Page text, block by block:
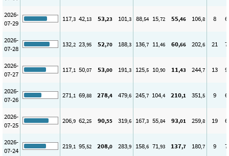
2026-
07-29
117,3 42,13 53,23 101,3 88,54 15,72 55,46 106,8 8 6
2026-
07-28
132,2 23,95 52,70 188,3 136,7 11,46 60,66 202,6 21 7
2026-
07-27
117,1 50,07 53,00 191,3 125,5 10,90 11,43 244,7 13 9
2026-
07-26
271,1 69,88 278,4 479,6 245,7 104,4 210,1 351,5 9 6
2026-
07-25
206,9 62,25 90,55 319,6 167,3 55,84 93,01 259,8 19 6
2026-
07-24
219,1 95,52 208,0 283,9 158,6 71,93 137,7 180,7 9 7